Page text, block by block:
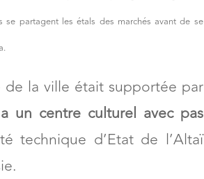
se partagent les étals des marchés avant de se
la ville était supportée par
un centre culturel avec pas
technique d’Etat de l’Altaï